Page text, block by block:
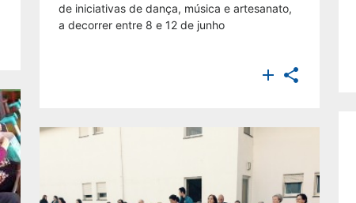
de iniciativas de dança, música e artesanato,
a decorrer entre 8 e 12 de junho
 